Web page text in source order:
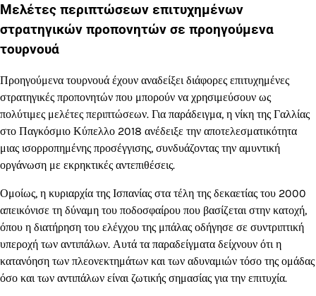
Μελέτες περιπτώσεων επιτυχημένων
στρατηγικών προπονητών σε προηγούμενα
τουρνουά
Προηγούμενα τουρνουά έχουν αναδείξει διάφορες επιτυχημένες
στρατηγικές προπονητών που μπορούν να χρησιμεύσουν ως
πολύτιμες μελέτες περιπτώσεων. Για παράδειγμα, η νίκη της Γαλλίας
στο Παγκόσμιο Κύπελλο 2018 ανέδειξε την αποτελεσματικότητα
μιας ισορροπημένης προσέγγισης, συνδυάζοντας την αμυντική
οργάνωση με εκρηκτικές αντεπιθέσεις.
Ομοίως, η κυριαρχία της Ισπανίας στα τέλη της δεκαετίας του 2000
απεικόνισε τη δύναμη του ποδοσφαίρου που βασίζεται στην κατοχή,
όπου η διατήρηση του ελέγχου της μπάλας οδήγησε σε συντριπτική
υπεροχή των αντιπάλων. Αυτά τα παραδείγματα δείχνουν ότι η
κατανόηση των πλεονεκτημάτων και των αδυναμιών τόσο της ομάδας
όσο και των αντιπάλων είναι ζωτικής σημασίας για την επιτυχία.